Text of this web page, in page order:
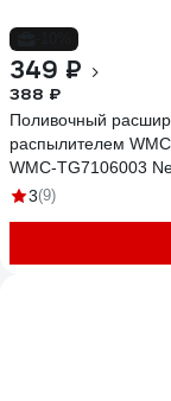
349 ₽
388 ₽
Поливочный
распылителем
WMC-TG7106003
3(9)